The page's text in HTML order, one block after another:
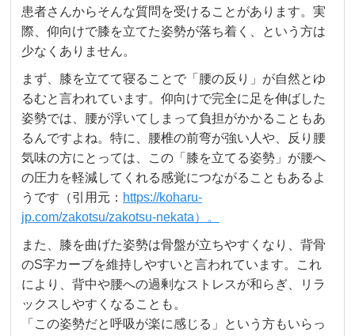
患者さんからそんな質問を受けることがあります。実
際、仰向けで膝を立てた姿勢が落ち着く、という方は
少なくありません。
まず、膝を立てて寝ることで「腰の反り」が自然とゆ
るむと言われています。仰向けで完全に足を伸ばした
姿勢では、腰が浮いてしまって負担がかかることもあ
るんですよね。特に、腰椎の前弯が強い人や、反り腰
気味の方にとっては、この「膝を立てる姿勢」が腰へ
の圧力を軽減してくれる感覚につながることもあるよ
うです（引用元： https://koharu-
jp.com/zakotsu/zakotsu-nekata）。
また、膝を曲げた姿勢は骨盤が立ちやすくなり、背骨
のS字カーブを維持しやすいと言われています。これ
により、背中や腰への過剰なストレスが和らぎ、リラ
ックスしやすくなることも。
「この姿勢だと呼吸が楽に感じる」という方もいらっ